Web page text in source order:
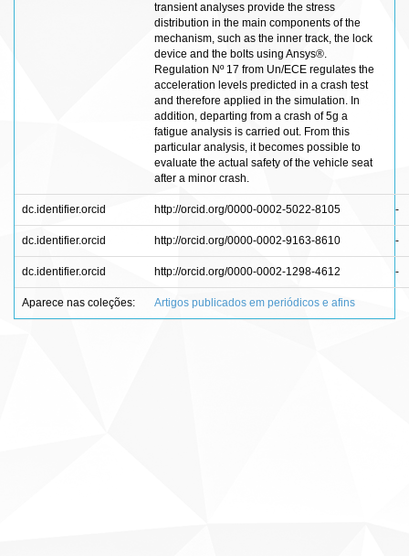
transient analyses provide the stress
distribution in the main components of the
mechanism, such as the inner track, the lock
device and the bolts using Ansys®.
Regulation Nº 17 from Un/ECE regulates the
acceleration levels predicted in a crash test
and therefore applied in the simulation. In
addition, departing from a crash of 5g a
fatigue analysis is carried out. From this
particular analysis, it becomes possible to
evaluate the actual safety of the vehicle seat
after a minor crash.
dc.identifier.orcid http://orcid.org/0000-0002-5022-8105 -
dc.identifier.orcid http://orcid.org/0000-0002-9163-8610 -
dc.identifier.orcid http://orcid.org/0000-0002-1298-4612 -
Aparece nas coleções: Artigos publicados em periódicos e afins